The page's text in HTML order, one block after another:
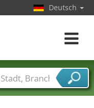
Deutsch
Toggle
Branchen